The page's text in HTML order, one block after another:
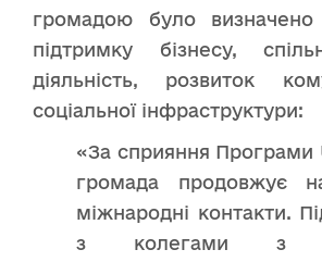
громадою було визначено
підтримку бізнесу,
діяльність, розвиток
соціальної інфраструктури:
«За сприяння Програми
громада продовжує
міжнародні контакти.
з колегами з